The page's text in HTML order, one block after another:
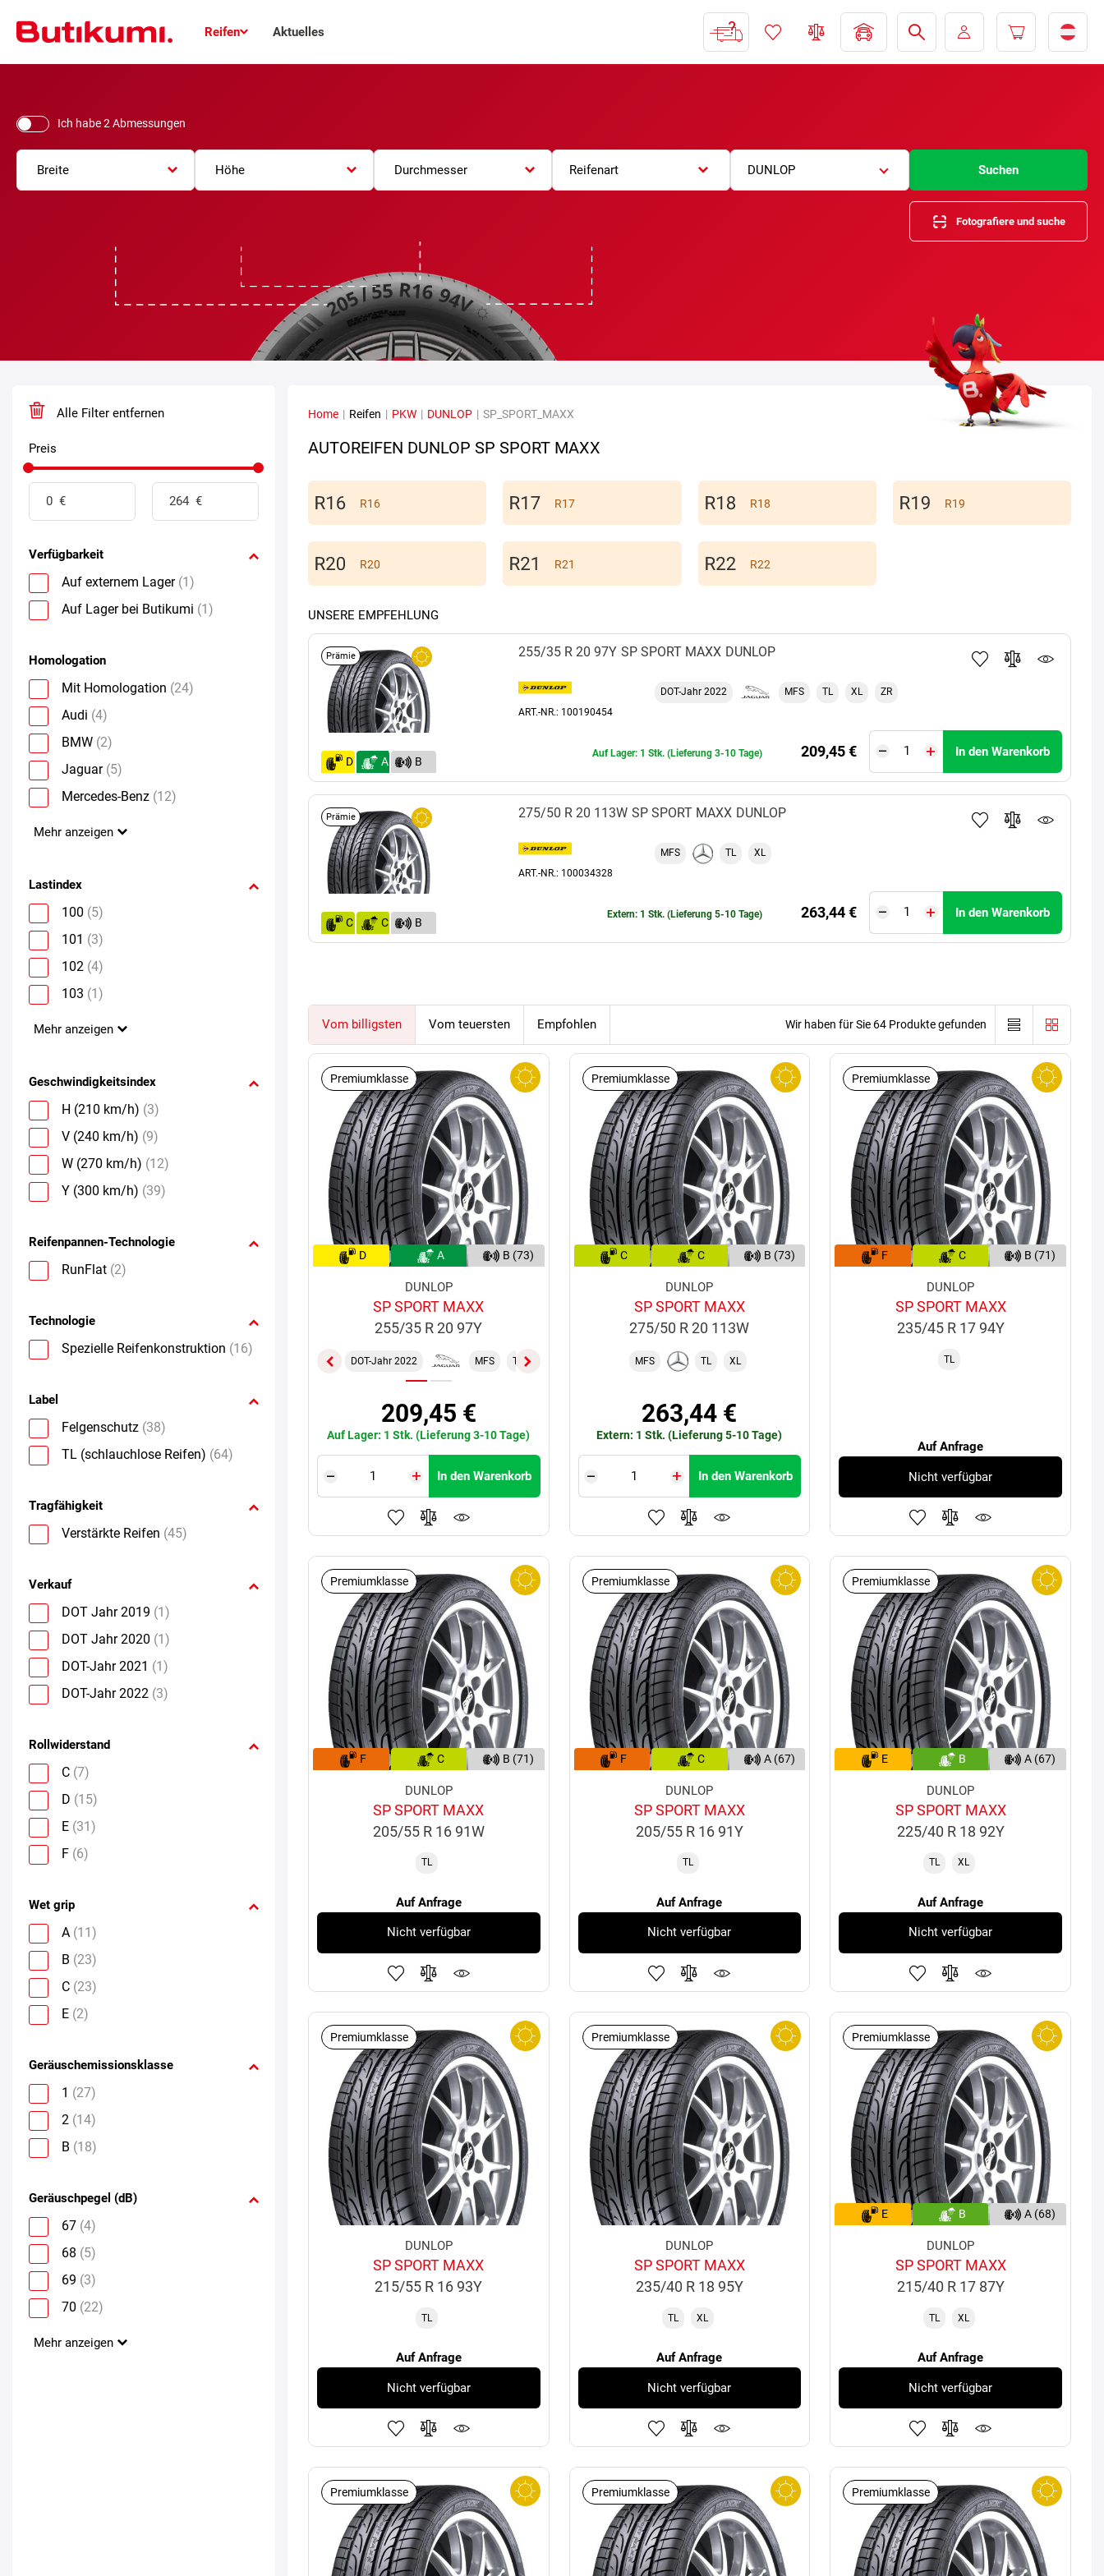
Reifen Aktuelles
Ich habe 2 Abmessungen
Breite Höhe Durchmesser Reifenart DUNLOP Suchen
Fotografiere und suche
Alle Filter entfernen
Preis
Verfügbarkeit
Auf externem Lager (1)
Auf Lager bei Butikumi (1)
Homologation
Mit Homologation (24)
Audi (4)
BMW (2)
Jaguar (5)
Mercedes-Benz (12)
Mehr anzeigen
Lastindex
100 (5)
101 (3)
102 (4)
103 (1)
Mehr anzeigen
Geschwindigkeitsindex
H (210 km/h) (3)
V (240 km/h) (9)
W (270 km/h) (12)
Y (300 km/h) (39)
Reifenpannen-Technologie
RunFlat (2)
Technologie
Spezielle Reifenkonstruktion (16)
Label
Felgenschutz (38)
TL (schlauchlose Reifen) (64)
Tragfähigkeit
Verstärkte Reifen (45)
Verkauf
DOT Jahr 2019 (1)
DOT Jahr 2020 (1)
DOT-Jahr 2021 (1)
DOT-Jahr 2022 (3)
Rollwiderstand
C (7)
D (15)
E (31)
F (6)
Wet grip
A (11)
B (23)
C (23)
E (2)
Geräuschemissionsklasse
1 (27)
2 (14)
B (18)
Geräuschpegel (dB)
67 (4)
68 (5)
69 (3)
70 (22)
Mehr anzeigen
Home | Reifen | PKW | DUNLOP | SP_SPORT_MAXX
AUTOREIFEN DUNLOP SP SPORT MAXX
R16 R17 R18 R19
R20 R21 R22
UNSERE EMPFEHLUNG
Prämie
D A
B
(73)
DUNLOP
SP SPORT MAXX
255/35 R 20 97Y
ART.-NR.: 100190454
DOT-Jahr 2022 MFS TL XL ZR
209,45 €
Auf Lager: 1 Stk. (Lieferung 3-10 Tage) In den Warenkorb
Prämie
C C
B
(73)
DUNLOP
SP SPORT MAXX
275/50 R 20 113W
ART.-NR.: 100034328
MFS TL XL
263,44 €
Extern: 1 Stk. (Lieferung 5-10 Tage) In den Warenkorb
Vom billigsten Vom teuersten Empfohlen Wir haben für Sie 64 Produkte gefunden
Premiumklasse
D A B (73)
DUNLOP
SP SPORT MAXX
255/35 R 20 97Y
DOT-Jahr 2022 MFS TL
209,45 €
Auf Lager: 1 Stk. (Lieferung 3-10 Tage)
In den Warenkorb
Premiumklasse
C C B (73)
DUNLOP
SP SPORT MAXX
275/50 R 20 113W
MFS TL XL
263,44 €
Extern: 1 Stk. (Lieferung 5-10 Tage)
In den Warenkorb
Premiumklasse
F C B (71)
DUNLOP
SP SPORT MAXX
235/45 R 17 94Y
TL
Auf Anfrage
Nicht verfügbar
Premiumklasse
F C B (71)
DUNLOP
SP SPORT MAXX
205/55 R 16 91W
TL
Auf Anfrage
Nicht verfügbar
Premiumklasse
F C A (67)
DUNLOP
SP SPORT MAXX
205/55 R 16 91Y
TL
Auf Anfrage
Nicht verfügbar
Premiumklasse
E B A (67)
DUNLOP
SP SPORT MAXX
225/40 R 18 92Y
TL XL
Auf Anfrage
Nicht verfügbar
Premiumklasse
DUNLOP
SP SPORT MAXX
215/55 R 16 93Y
TL
Auf Anfrage
Nicht verfügbar
Premiumklasse
DUNLOP
SP SPORT MAXX
235/40 R 18 95Y
TL XL
Auf Anfrage
Nicht verfügbar
Premiumklasse
E B A (68)
DUNLOP
SP SPORT MAXX
215/40 R 17 87Y
TL XL
Auf Anfrage
Nicht verfügbar
Premiumklasse Premiumklasse Premiumklasse